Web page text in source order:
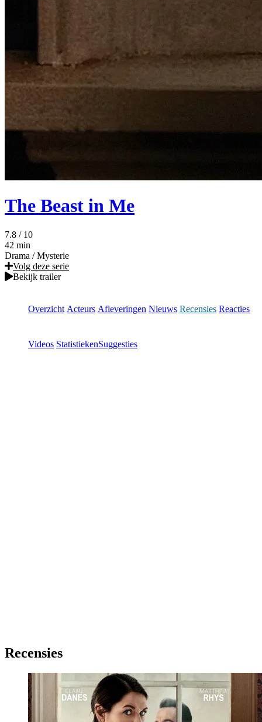
The Beast in Me
7.8 / 10
42 min
Drama / Mysterie
Volg deze serie
Bekijk trailer
Overzicht Acteurs Afleveringen Nieuws Recensies Reacties
Videos StatistiekenSuggesties
Recensies